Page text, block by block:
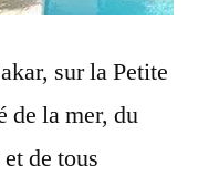
sur la Petite
de la mer, du
de tous